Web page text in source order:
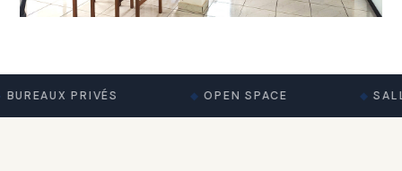
PRIVÉS OPEN SPACE